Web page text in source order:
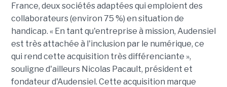
France, deux sociétés adaptées qui emploient des
collaborateurs (environ 75 %) en situation de
handicap. « En tant qu'entreprise à mission, Audensiel
est très attachée à l'inclusion par le numérique, ce
qui rend cette acquisition très différenciante »,
souligne d'ailleurs Nicolas Pacault, président et
fondateur d'Audensiel. Cette acquisition marque